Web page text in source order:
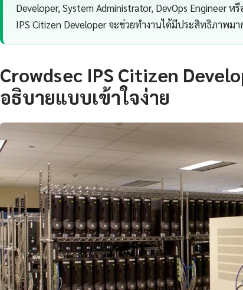
Developer, System Administrator, DevOps Engineer ห
IPS Citizen Developer จะช่วยทำงานได้มีประสิทธิภาพม
Crowdsec IPS Citizen
อธิบายแบบเข้าใจง่าย